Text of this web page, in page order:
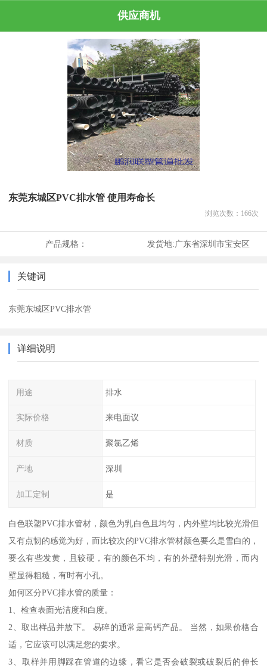
供应商机
东莞东城区PVC排水管 使用寿命长
浏览次数： 166次
产品规格： 发货地:广东省深圳市宝安区
关键词
东莞东城区PVC排水管
详细说明
用途 排水
实际价格 来电面议
材质 聚氯乙烯
产地 深圳
加工定制 是
白色联塑PVC排水管材，颜色为乳白色且均匀，内外壁均比较光滑但
又有点韧的感觉为好，而比较次的PVC排水管材颜色要么是雪白的，
要么有些发黄，且较硬，有的颜色不均，有的外壁特别光滑，而内
壁显得粗糙，有时有小孔。
如何区分PVC排水管的质量：
1、检查表面光洁度和白度。
2、取出样品并放下。 易碎的通常是高钙产品。 当然，如果价格合
适，它应该可以满足您的要求。
3、取样并用脚踩在管道的边缘，看它是否会破裂或破裂后的伸长